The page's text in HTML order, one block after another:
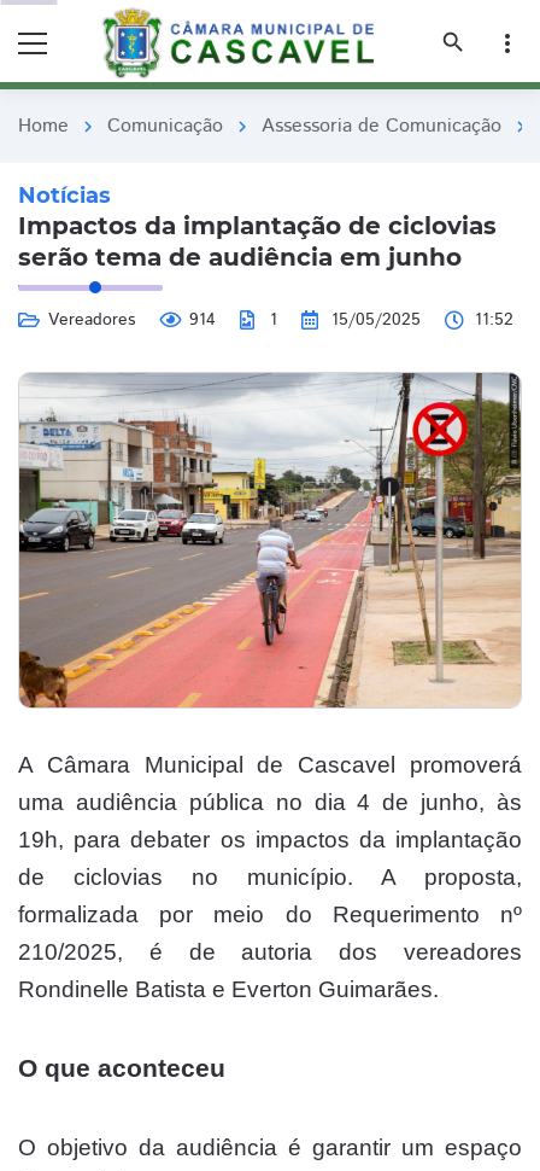
search
more_vert
Home chevron_right Comunicação chevron_right Assessoria de Comunicação chevron_right
Notícias
Impactos da implantação de ciclovias
serão tema de audiência em junho
Vereadores 914 1 15/05/2025 11:52
A Câmara Municipal de Cascavel promoverá
uma audiência pública no dia 4 de junho, às
19h, para debater os impactos da implantação
de ciclovias no município. A proposta,
formalizada por meio do Requerimento nº
210/2025, é de autoria dos vereadores
Rondinelle Batista e Everton Guimarães.
O que aconteceu
O objetivo da audiência é garantir um espaço